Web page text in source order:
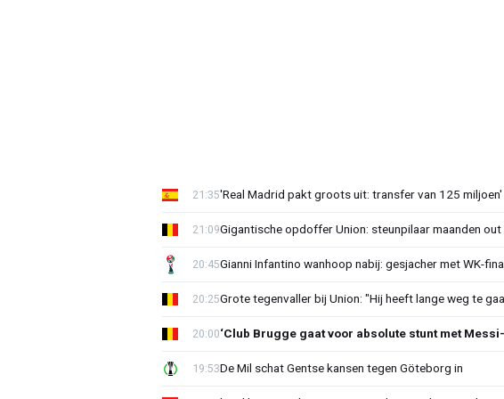
'Real Madrid pakt groots uit: transfer van 125 miljoen'
21:35
Gigantische opdoffer Union: steunpilaar maanden out
21:09
Gianni Infantino wanhoop nabij: gesjacher met WK-
20:45
Grote tegenvaller bij Union: "Hij heeft lange weg te
20:25
‘Club Brugge gaat voor absolute stunt met
20:00
De Mil schat Gentse kansen tegen Göteborg in
19:53